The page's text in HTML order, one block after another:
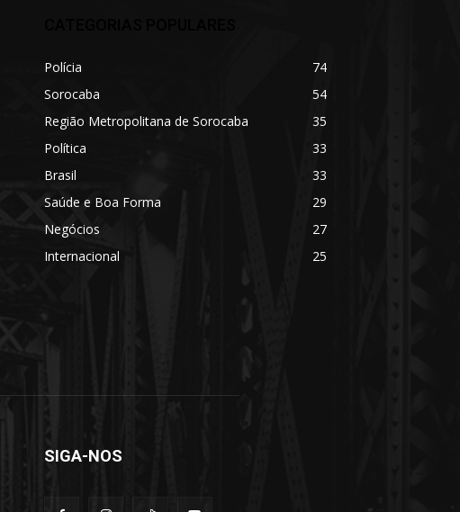
Polícia
74
Sorocaba
54
Região Metropolitana de Sorocaba
35
Política
33
Brasil
33
Saúde e Boa Forma
29
Negócios
27
Internacional
25
SIGA-NOS